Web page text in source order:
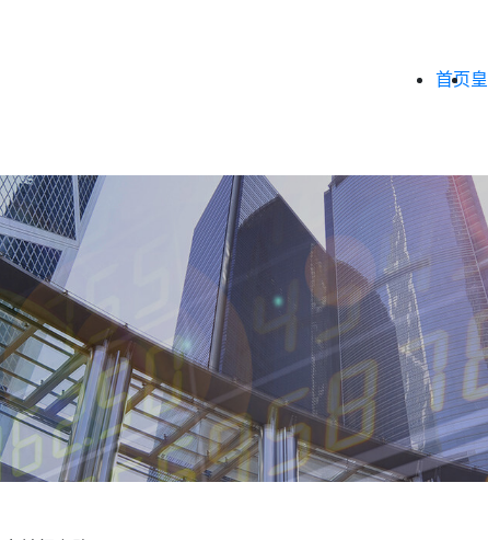
首页